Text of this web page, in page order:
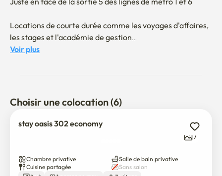
Locations de courte durée comme les voyages d'affaires,
les stages et l'académie de gestion
Absolument pas de fumer dans les chambres et les
bâtiments
Voir plus
Choisir une colocation (6)
stay oasis 302 economy
7
Chambre privative
Salle de bain privative
Cuisine partagée
Sans salon